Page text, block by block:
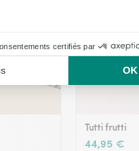
Tutti frutti
44,95 €